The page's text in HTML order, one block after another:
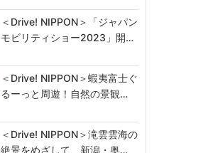
＜Drive! NIPPON＞「ジャパン
モビリティショー2023」開…
＜Drive! NIPPON＞蝦夷富士ぐ
るーっと周遊！自然の景観…
＜Drive! NIPPON＞滝雲雲海の
絶景をめざして 新潟・奥…